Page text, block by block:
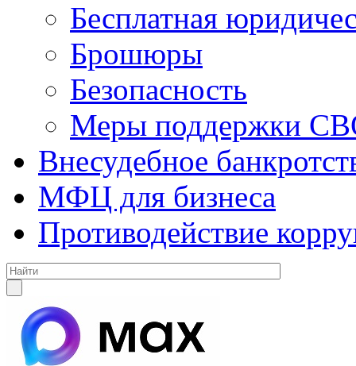
Бесплатная
Брошюры
Безопасность
Меры поддержки
Внесудебное
МФЦ для бизнеса
Противодействие